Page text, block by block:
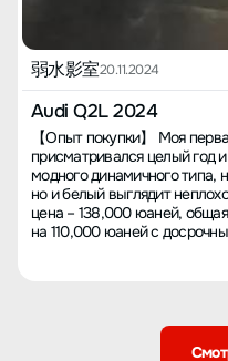
弱水影室20.11.2024
Audi Q2L 2024
【Опыт покупки】 Моя
присматривался целый год
модного динамичного типа,
но и белый выглядит неплохо. 【Цена при покупке】
цена – 138,000 юаней,
на 110,000 юаней с
управляемость оценил на
управляемость: повороты